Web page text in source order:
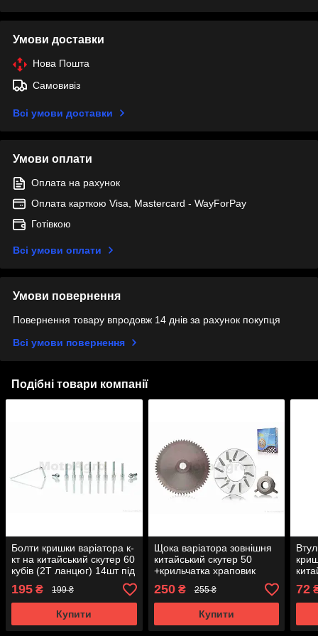
Умови доставки
Нова Пошта
Самовивіз
Всі умови доставки
Умови оплати
Оплата на рахунок
Оплата карткою Visa, Mastercard - WayForPay
Готівкою
Всі умови оплати
Умови повернення
Повернення товару впродовж 14 днів за рахунок покупця
Всі умови повернення
Подібні товари компанії
Болти кришки варіатора к-
кт на китайський скутер 60
кубів (2T ланцюг) 14шт під
шестигранник "UA ZMZ"
AT-7112
195 ₴ 199 ₴
Купити
Щока варіатора зовнішня
китайський скутер 50
+крильчатка храповик
"LIPAI" AT-9748
250₴ 255 ₴
Купити
AT-
72